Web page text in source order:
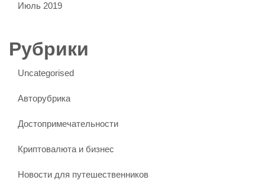
Июль 2019
Рубрики
Uncategorised
Авторубрика
Достопримечательности
Криптовалюта и бизнес
Новости для путешественников